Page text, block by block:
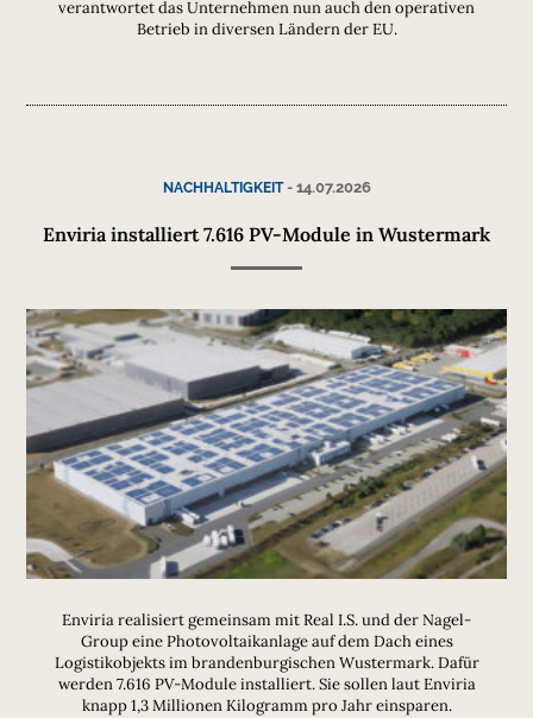
verantwortet das Unternehmen nun auch den operativen
Betrieb in diversen Ländern der EU.
NACHHALTIGKEIT- 14.07.2026
Enviria installiert 7.616 PV-Module in Wustermark
Enviria realisiert gemeinsam mit Real I.S. und der Nagel-
Group eine Photovoltaikanlage auf dem Dach eines
Logistikobjekts im brandenburgischen Wustermark. Dafür
werden 7.616 PV-Module installiert. Sie sollen laut Enviria
knapp 1,3 Millionen Kilogramm pro Jahr einsparen.